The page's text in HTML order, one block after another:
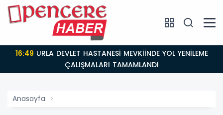
16:49
ÇALIŞMALARI TAMAMLANDI
Anasayfa